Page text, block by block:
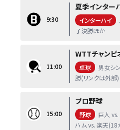
9:30
夏季インター
インターハイ
子決勝ほか
11:00
WTTチャンピ
卓球
男女シ
勝(リンクは外部)
15:00
プロ野球
野球
巨人 vs.
ハム vs. 楽天